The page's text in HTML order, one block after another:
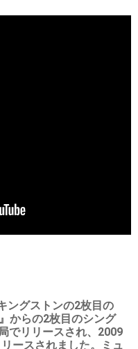
ングストンの2枚目の
からの2枚目のシング
でリリースされ、2009
ースされました。ミュ